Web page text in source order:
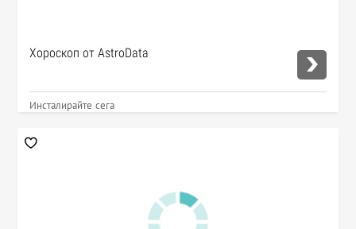
Хороскоп от AstroData
Инсталирайте сега